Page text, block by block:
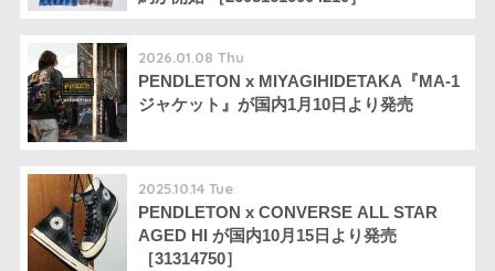
2026.01.08 Thu
PENDLETON x MIYAGIHIDETAKA『MA-1
ジャケット』が国内1月10日より発売
2025.10.14 Tue
PENDLETON x CONVERSE ALL STAR
AGED HI が国内10月15日より発売
［31314750］